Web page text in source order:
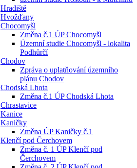
Hradiště
Hvožďany
Chocomyšl
Změna č.1 ÚP Chocomyšl
Územní studie Chocomyšl - lokalita
Podhůrčí
Chodov
Zpráva o uplatňování územního
plánu Chodov
Chodská Lhota
Změna č.1 ÚP Chodská Lhota
Chrastavice
Kanice
Kaničky
Změna ÚP Kaničky č.1
Klenčí pod Čerchovem
Změna č. 1 ÚP Klenčí pod
Čerchovem